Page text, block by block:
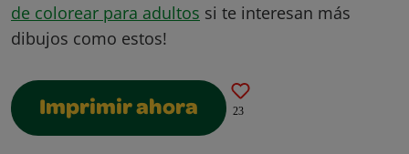
de colorear para adultos si te interesan más
dibujos como estos!
Imprimir ahora 23